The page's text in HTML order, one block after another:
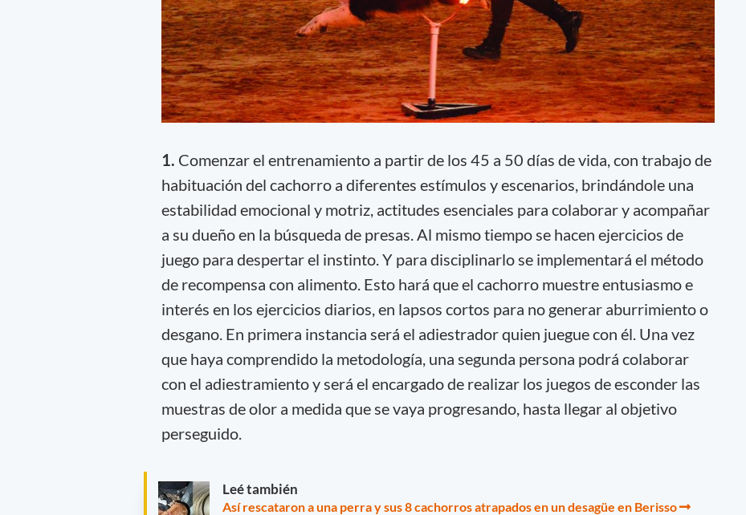
1. Comenzar el entrenamiento a partir de los 45 a 50 días de vida, con trabajo de
habituación del cachorro a diferentes estímulos y escenarios, brindándole una
estabilidad emocional y motriz, actitudes esenciales para colaborar y acompañar
a su dueño en la búsqueda de presas. Al mismo tiempo se hacen ejercicios de
juego para despertar el instinto. Y para disciplinarlo se implementará el método
de recompensa con alimento. Esto hará que el cachorro muestre entusiasmo e
interés en los ejercicios diarios, en lapsos cortos para no generar aburrimiento o
desgano. En primera instancia será el adiestrador quien juegue con él. Una vez
que haya comprendido la metodología, una segunda persona podrá colaborar
con el adiestramiento y será el encargado de realizar los juegos de esconder las
muestras de olor a medida que se vaya progresando, hasta llegar al objetivo
perseguido.
Leé también
Así rescataron a una perra y sus 8 cachorros atrapados en un desagüe en Berisso